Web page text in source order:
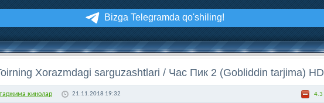
Bizga Telegramda qo'shiling!
Xorazmdagi sarguzashtlari / Час Пик 2 (Gobliddin tarjima) HD
кинолар 21.11.2018 19:32 4.3